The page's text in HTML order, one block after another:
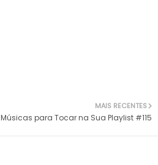
MAIS RECENTES
Músicas para Tocar na Sua Playlist #115